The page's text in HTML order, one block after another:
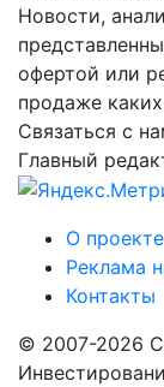
Новости,
офертой или
продаже
Связаться с
Главный
О проекте
Реклама
Контакты
© 2007-2026